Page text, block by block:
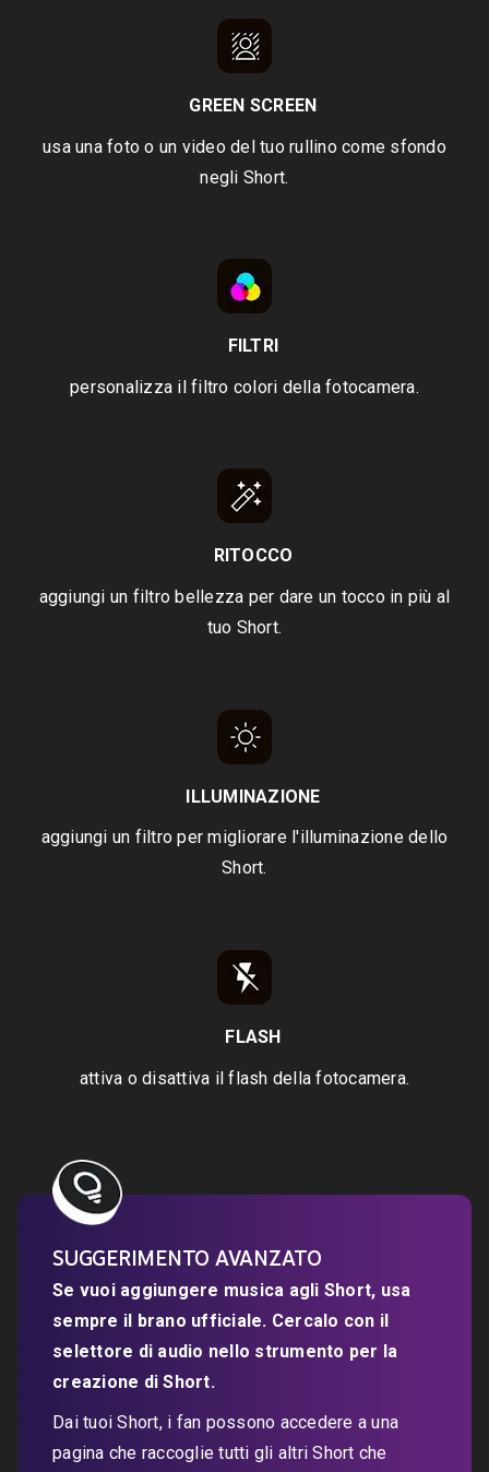
GREEN SCREEN
usa una foto o un video del tuo rullino come sfondo
negli Short.
FILTRI
personalizza il filtro colori della fotocamera.
RITOCCO
aggiungi un filtro bellezza per dare un tocco in più al
tuo Short.
ILLUMINAZIONE
aggiungi un filtro per migliorare l'illuminazione dello
Short.
FLASH
attiva o disattiva il flash della fotocamera.
SUGGERIMENTO AVANZATO
Se vuoi aggiungere musica agli Short, usa
sempre il brano ufficiale. Cercalo con il
selettore di audio nello strumento per la
creazione di Short.
Dai tuoi Short, i fan possono accedere a una
pagina che raccoglie tutti gli altri Short che